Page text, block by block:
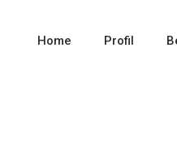
Home Profil